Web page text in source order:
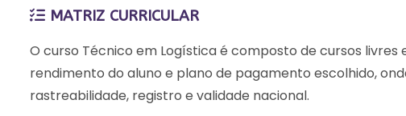
MATRIZ CURRICULAR
O curso Técnico em Logística é composto de cursos
rendimento do aluno e plano de pagamento escolhido,
rastreabilidade, registro e validade nacional.